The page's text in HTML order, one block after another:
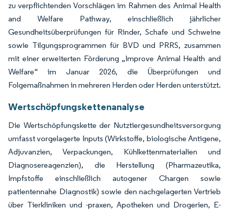
zu verpflichtenden Vorschlägen im Rahmen des Animal Health
and Welfare Pathway, einschließlich jährlicher
Gesundheitsüberprüfungen für Rinder, Schafe und Schweine
sowie Tilgungsprogrammen für BVD und PRRS, zusammen
mit einer erweiterten Förderung „Improve Animal Health and
Welfare“ im Januar 2026, die Überprüfungen und
Folgemaßnahmen in mehreren Herden oder Herden unterstützt.
Wertschöpfungskettenanalyse
Die Wertschöpfungskette der Nutztiergesundheitsversorgung
umfasst vorgelagerte Inputs (Wirkstoffe, biologische Antigene,
Adjuvanzien, Verpackungen, Kühlkettenmaterialien und
Diagnosereagenzien), die Herstellung (Pharmazeutika,
Impfstoffe einschließlich autogener Chargen sowie
patientennahe Diagnostik) sowie den nachgelagerten Vertrieb
über Tierkliniken und -praxen, Apotheken und Drogerien, E-